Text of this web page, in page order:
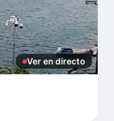
Ver en directo